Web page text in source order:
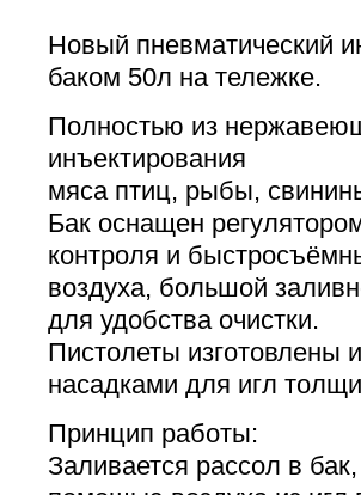
Новый пневматический
баком 50л на тележке.
Полностью из
инъектирования
мяса птиц, рыбы,
Бак оснащен
контроля и
воздуха, большой
для удобства очистки.
Пистолеты изготовлены
насадками для игл
Принцип работы:
Заливается рассол в